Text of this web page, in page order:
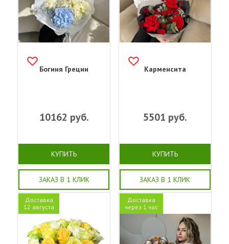
Богиня Греции
10162 руб.
КУПИТЬ
ЗАКАЗ В 1 КЛИК
Карменсита
5501 руб.
КУПИТЬ
ЗАКАЗ В 1 КЛИК
Доставка
12 августа
Доставка
через 1 час